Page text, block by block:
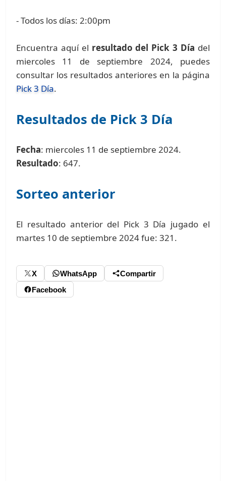
- Todos los días: 2:00pm
Encuentra aquí el resultado del Pick 3 Día del
miercoles 11 de septiembre 2024, puedes
consultar los resultados anteriores en la página
Pick 3 Día.
Resultados de Pick 3 Día
Fecha: miercoles 11 de septiembre 2024.
Resultado: 647.
Sorteo anterior
El resultado anterior del Pick 3 Día jugado el
martes 10 de septiembre 2024 fue: 321.
X WhatsApp
Compartir
Facebook